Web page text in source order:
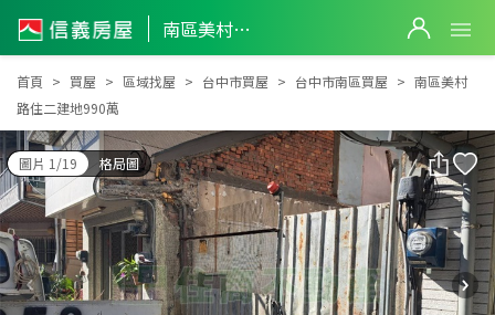
南區美村路住二建地990萬
南區美村路住二建地990萬
首頁 買屋 區域找屋 台中市買屋 台中市南區買屋
南區美村
路住二建地990萬
圖片 1/19 格局圖